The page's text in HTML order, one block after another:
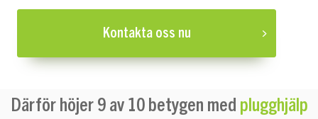
Kontakta oss nu
Därför höjer 9 av 10 betygen med plugghjälp